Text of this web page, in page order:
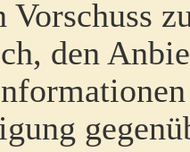
Vorschuss
den